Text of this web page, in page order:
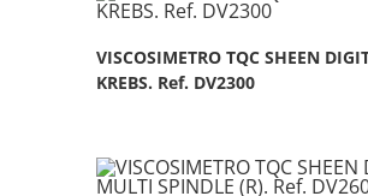
VISCOSIMETRO TQC SHEEN
KREBS. Ref. DV2300